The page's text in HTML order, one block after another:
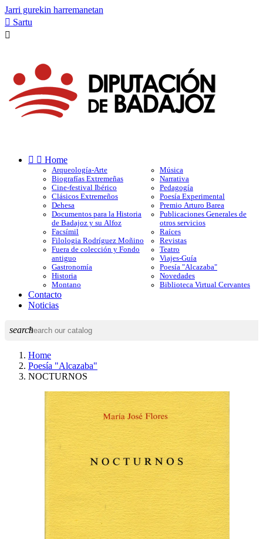
Jarri gurekin harremanetan
 Sartu

  Home
Arqueología-Arte
Biografías Extremeñas
Cine-festival Ibérico
Clásicos Extremeños
Dehesa
Documentos para la Historia
de Badajoz y su Alfoz
Facsímil
Filologia Rodríguez Moñino
Fuera de colección y Fondo
antiguo
Gastronomía
Historia
Montano
Música
Narrativa
Pedagogía
Poesía Experimental
Premio Arturo Barea
Publicaciones Generales de
otros servicios
Raíces
Revistas
Teatro
Viajes-Guía
Poesía "Alcazaba"
Novedades
Biblioteca Virtual Cervantes
Contacto
Noticias
search
Home
Poesía "Alcazaba"
NOCTURNOS